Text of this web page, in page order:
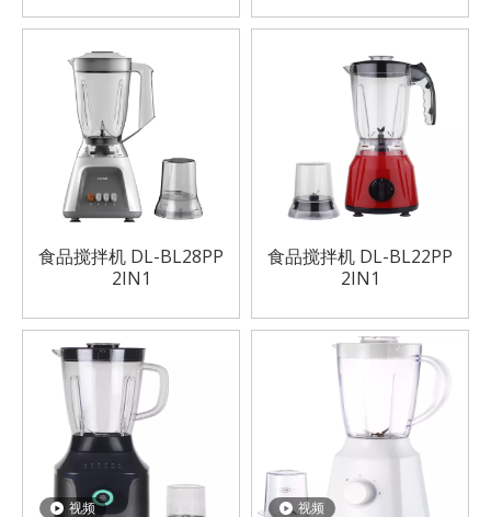
食品搅拌机 DL-BL28PP
2IN1
食品搅拌机 DL-BL22PP
2IN1
视频 视频